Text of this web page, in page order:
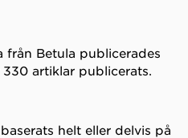
från Betula publicerades
330 artiklar publicerats.
helt eller delvis på